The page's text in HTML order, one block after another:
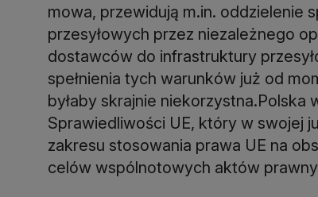
mowa, przewidują m.in. oddzielenie
przesyłowych przez niezależnego
dostawców do infrastruktury
spełnienia tych warunków już od
byłaby skrajnie niekorzystna.Polska
Sprawiedliwości UE, który w swojej
zakresu stosowania prawa UE na
celów wspólnotowych aktów